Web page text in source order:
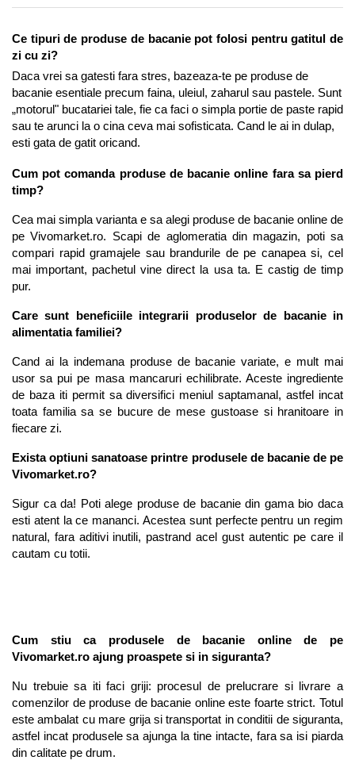
Ce tipuri de produse de bacanie pot folosi pentru gatitul de
zi cu zi?
Daca vrei sa gatesti fara stres, bazeaza-te pe produse de
bacanie esentiale precum faina, uleiul, zaharul sau pastele. Sunt
„motorul" bucatariei tale, fie ca faci o simpla portie de paste rapid
sau te arunci la o cina ceva mai sofisticata. Cand le ai in dulap,
esti gata de gatit oricand.
Cum pot comanda produse de bacanie online fara sa pierd
timp?
Cea mai simpla varianta e sa alegi produse de bacanie online de
pe Vivomarket.ro. Scapi de aglomeratia din magazin, poti sa
compari rapid gramajele sau brandurile de pe canapea si, cel
mai important, pachetul vine direct la usa ta. E castig de timp
pur.
Care sunt beneficiile integrarii produselor de bacanie in
alimentatia familiei?
Cand ai la indemana produse de bacanie variate, e mult mai
usor sa pui pe masa mancaruri echilibrate. Aceste ingrediente
de baza iti permit sa diversifici meniul saptamanal, astfel incat
toata familia sa se bucure de mese gustoase si hranitoare in
fiecare zi.
Exista optiuni sanatoase printre produsele de bacanie de pe
Vivomarket.ro?
Sigur ca da! Poti alege produse de bacanie din gama bio daca
esti atent la ce mananci. Acestea sunt perfecte pentru un regim
natural, fara aditivi inutili, pastrand acel gust autentic pe care il
cautam cu totii.
Cum stiu ca produsele de bacanie online de pe
Vivomarket.ro ajung proaspete si in siguranta?
Nu trebuie sa iti faci griji: procesul de prelucrare si livrare a
comenzilor de produse de bacanie online este foarte strict. Totul
este ambalat cu mare grija si transportat in conditii de siguranta,
astfel incat produsele sa ajunga la tine intacte, fara sa isi piarda
din calitate pe drum.